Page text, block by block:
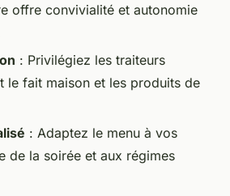
offre convivialité et autonomie
: Privilégiez les traiteurs
le fait maison et les produits de
: Adaptez le menu à vos
de la soirée et aux régimes